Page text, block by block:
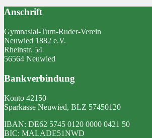
Anschrift
Gymnasial-Turn-Ruder-Verein
Neuwied 1882 e.V.
Rheinstr. 54
56564 Neuwied
Bankverbindung
Konto 42150
Sparkasse Neuwied, BLZ 57450120
IBAN: DE62 5745 0120 0000 0421 50
BIC: MALADE51NWD